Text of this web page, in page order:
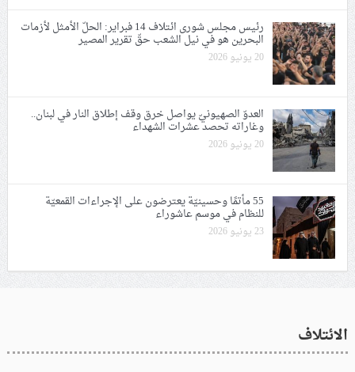
رئيس مجلس شورى ائتلاف 14 فبراير: الحلّ الأمثل لأزمات
البحرين هو في نيل الشعب حقّ تقرير المصير
20 يونيو 2026
العدوّ الصهيونيّ يواصل خرق وقف إطلاق النار في لبنان..
وغاراته تحصد عشرات الشهداء
20 يونيو 2026
55 مأتمًا وحسينيّة يعترضون على الإجراءات القمعيّة
للنظام في موسم عاشوراء
23 يونيو 2026
الائتلاف